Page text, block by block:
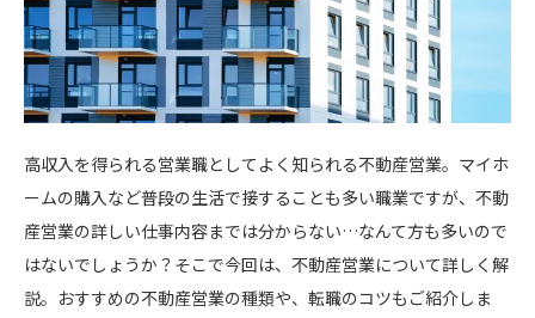
高収入を得られる営業職としてよく知られる不動産営業。マイホ
ームの購入など普段の生活で接することも多い職業ですが、不動
産営業の詳しい仕事内容までは分からない…なんて方も多いので
はないでしょうか？そこで今回は、不動産営業について詳しく解
説。おすすめの不動産営業の種類や、転職のコツもご紹介しま